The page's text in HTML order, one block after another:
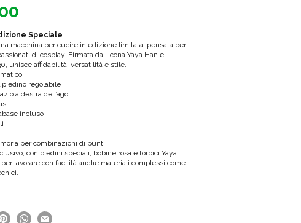
Speciale
macchina per cucire in edizione limitata, pensata per
di cosplay. Firmata dall’icona Yaya Han e
unisce affidabilità, versatilità e stile.
piedino regolabile
a destra dell’ago
incluso
per combinazioni di punti
con piedini speciali, bobine rosa e forbici Yaya
lavorare con facilità anche materiali complessi come